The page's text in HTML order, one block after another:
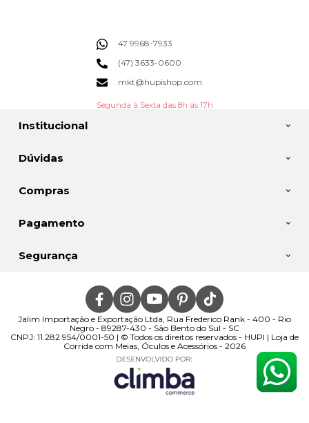
Institucional
Dúvidas
Compras
47 9968-7933
(47) 3633-0600
mkt@hupishop.com
Segunda à Sexta das 8h às 17h
Pagamento
Segurança
Jalim Importação e Exportação Ltda, Rua Frederico Rank - 400 - Rio
Negro - 89287-430 - São Bento do Sul - SC
CNPJ: 11.282.954/0001-50 | © Todos os direitos reservados - HUPI | Loja de
Corrida com Meias, Óculos e Acessórios - 2026